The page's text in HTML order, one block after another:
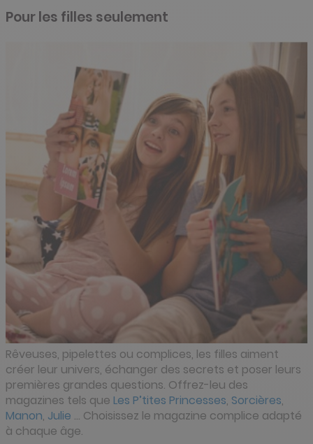
Pour les filles seulement
Rêveuses, pipelettes ou complices, les filles aiment
créer leur univers, échanger des secrets et poser leurs
premières grandes questions. Offrez-leu des
magazines tels que Les P’tites Princesses, Sorcières,
Manon, Julie … Choisissez le magazine complice adapté
à chaque âge.